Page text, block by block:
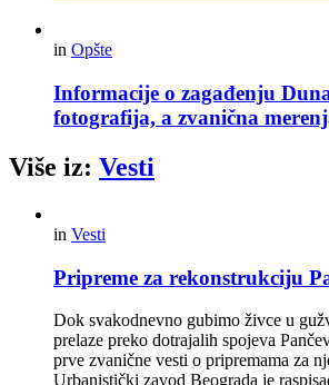
in Opšte
Informacije o zagađenju
fotografija, a zvanična
Više iz: Vesti
in Vesti
Pripreme za rekonstrukciju
Dok svakodnevno gubimo živce u
prelaze preko dotrajalih spojeva
prve zvanične vesti o pripremama za
Urbanistički zavod Beograda je